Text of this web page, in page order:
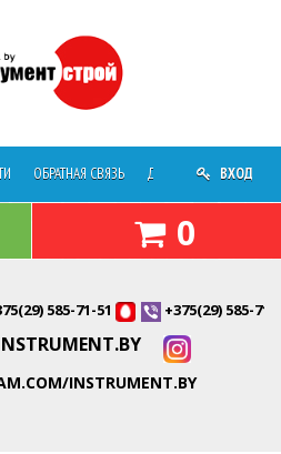
ОБРАТНАЯ СВЯЗЬ ДОСТАВКА О
ВХОД
0
585-71-51 +375(29) 585-71-
INSTRUMENT.BY